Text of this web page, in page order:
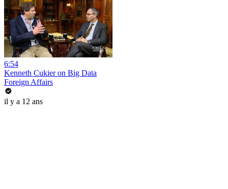
6:54
Kenneth Cukier on Big Data
Foreign Affairs
il y a 12 ans